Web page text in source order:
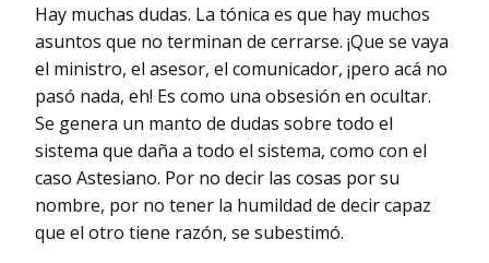
Hay muchas dudas. La tónica es que hay muchos
asuntos que no terminan de cerrarse. ¡Que se vaya
el ministro, el asesor, el comunicador, ¡pero acá no
pasó nada, eh! Es como una obsesión en ocultar.
Se genera un manto de dudas sobre todo el
sistema que daña a todo el sistema, como con el
caso Astesiano. Por no decir las cosas por su
nombre, por no tener la humildad de decir capaz
que el otro tiene razón, se subestimó.